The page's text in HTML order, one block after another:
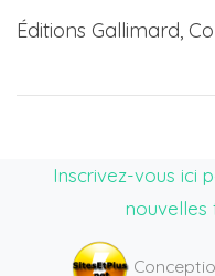
Éditions Gallimard,
Inscrivez-vous ici
nouvelles